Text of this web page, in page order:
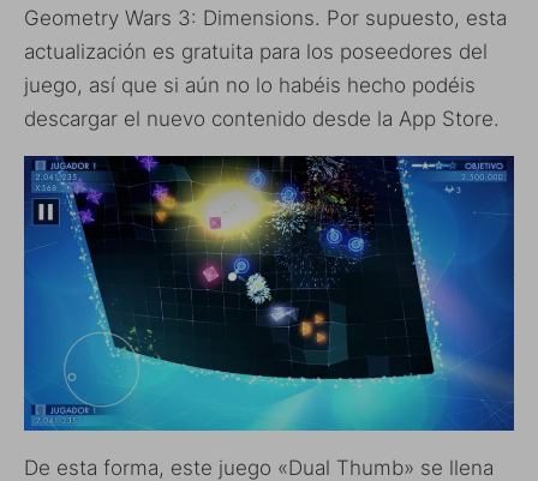
Geometry Wars 3: Dimensions. Por supuesto, esta
actualización es gratuita para los poseedores del
juego, así que si aún no lo habéis hecho podéis
descargar el nuevo contenido desde la App Store.
De esta forma, este juego «Dual Thumb» se llena